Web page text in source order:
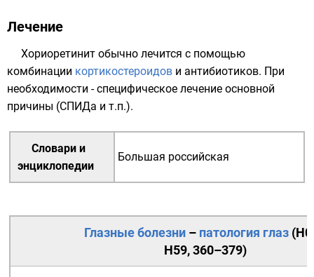
Лечение
Хориоретинит обычно лечится с помощью
комбинации кортикостероидов и антибиотиков. При
необходимости - специфическое лечение основной
причины (СПИДа и т.п.).
Словари и
энциклопедии
Большая российская
Глазные болезни – патология глаз (
H59,360–379)